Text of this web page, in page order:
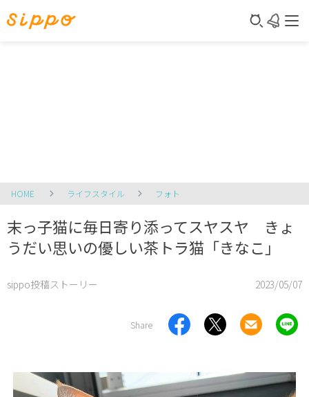
HOME ライフスタイル フォト
末っ子猫に毎日寄り添ってスヤスヤ きょ
うだい思いの優しい茶トラ猫「きなこ」
sippo投稿ストーリー 2023/05/07
Share